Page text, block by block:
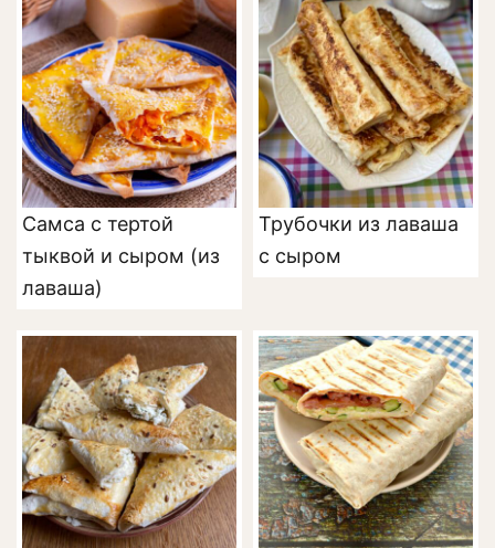
Самса с тертой
тыквой и сыром (из
лаваша)
Трубочки из лаваша
с сыром